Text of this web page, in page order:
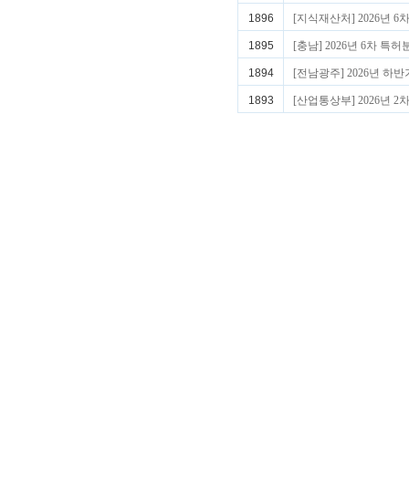
1896 [지식재산처] 2026년 6
1895 [충남] 2026년 6차 특허
1894 [전남광주] 2026년 하
1893 [산업통상부] 2026년 2